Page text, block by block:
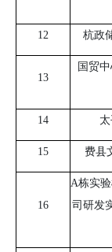
12 杭政
13
国贸
14
15 费县
16
A栋实
司研发